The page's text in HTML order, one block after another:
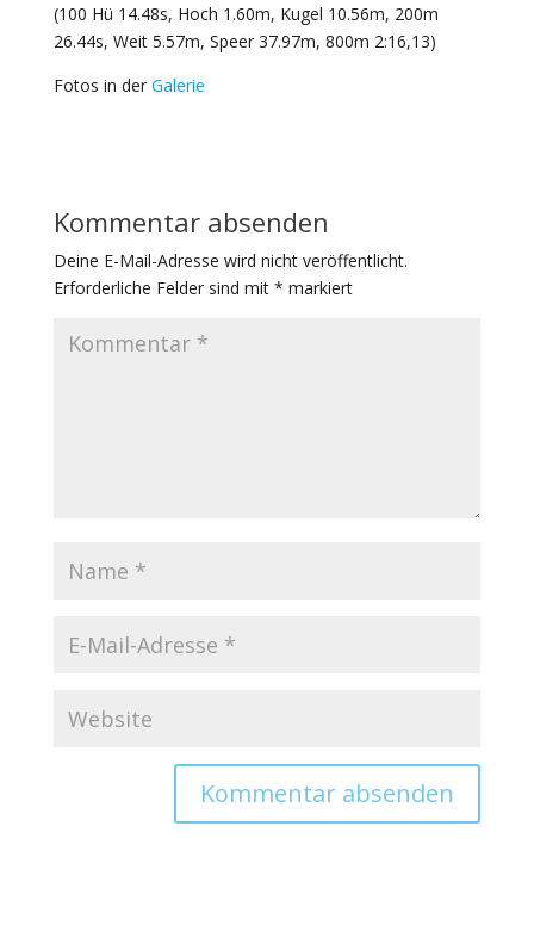
(100 Hü 14.48s, Hoch 1.60m, Kugel 10.56m, 200m
26.44s, Weit 5.57m, Speer 37.97m, 800m 2:16,13)
Fotos in der Galerie
Kommentar absenden
Deine E-Mail-Adresse wird nicht veröffentlicht.
Erforderliche Felder sind mit * markiert